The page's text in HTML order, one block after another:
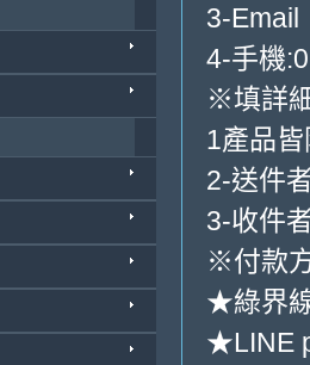
3-Email
4-手機
※填詳
1產品
2-送件
3-收件
※付款
★綠界
★LINE